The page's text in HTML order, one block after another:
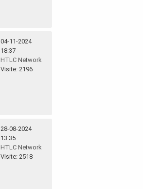
04-11-2024
18:37
HTLC Network
Visite: 2196
28-08-2024
13:35
HTLC Network
Visite: 2518